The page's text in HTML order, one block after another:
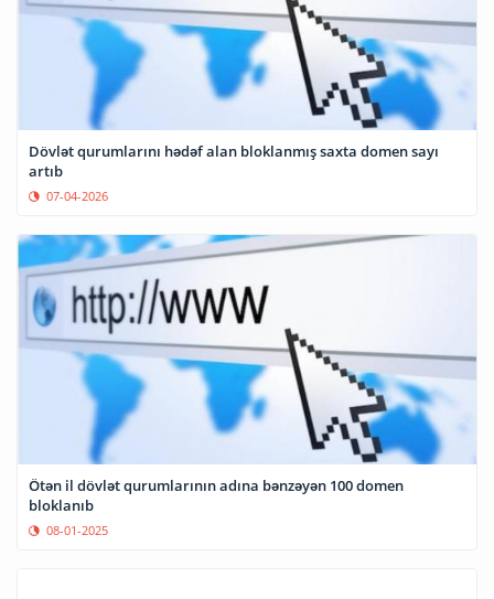
Dövlət qurumlarını hədəf alan bloklanmış saxta domen sayı
artıb
07-04-2026
Ötən il dövlət qurumlarının adına bənzəyən 100 domen
bloklanıb
08-01-2025